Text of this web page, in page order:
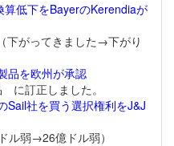
低下をBayerのKerendiaが
下がってきました→下がり
品を欧州が承認
訂正しました。
Sail社を買う選択権利をJ&J
ル弱→26億ドル弱）